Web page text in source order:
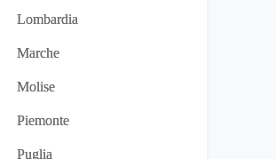
Lombardia
Marche
Molise
Piemonte
Puglia